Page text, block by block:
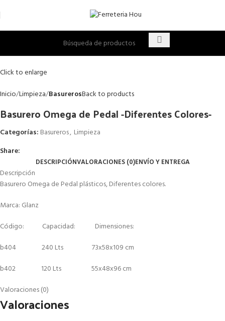
Click to enlarge
Inicio Limpieza BasurerosBack to products
Basurero Omega de Pedal -Diferentes Colores-
Categorías: Basureros, Limpieza
Share:
DESCRIPCIÓNVALORACIONES (0)ENVÍO Y ENTREGA
Descripción
Basurero Omega de Pedal plásticos, Diferentes colores.
Marca: Glanz
Código: Capacidad: Dimensiones:
b404 240 Lts 73x58x109 cm
b402 120 Lts 55x48x96 cm
Valoraciones (0)
Valoraciones